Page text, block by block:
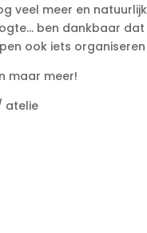
veel meer en
ben dankbaar
ook iets
maar meer!
atelie